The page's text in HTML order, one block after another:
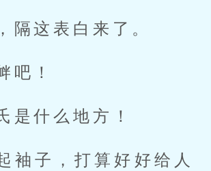
隔这表白来了。
吧！
是什么地方！
袖子，打算好好给人